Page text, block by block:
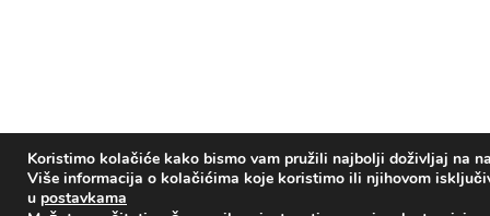
Koristimo kolačiće kako bismo vam pružili najbolji doživljaj na
Više informacija o kolačićima koje koristimo ili njihovom
u postavkama